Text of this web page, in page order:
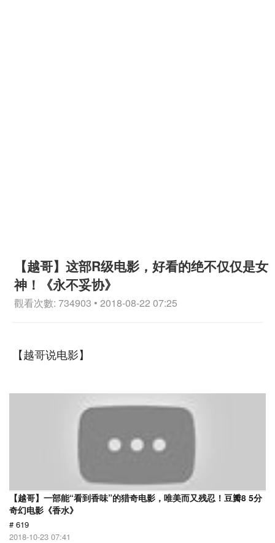
【越哥】这部R级电影，好看的绝不仅仅是女
神！《永不妥协》
觀看次數: 734903 • 2018-08-22 07:25
【越哥说电影】
【越哥】一部能“看到香味”的猎奇电影，唯美而又残忍！豆瓣8 5分
奇幻电影《香水》
# 619
2018-10-23 07:41